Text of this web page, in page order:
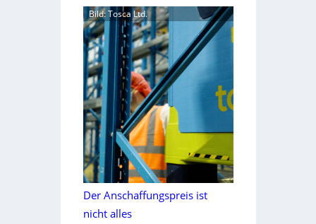
Bild: Tosca Ltd.
Der Anschaffungspreis ist
nicht alles